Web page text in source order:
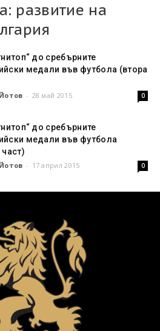
развитие на
до сребърните
медали във футбола (втора
- 28 май 2015 0
до сребърните
медали във футбола
- 17 април 2015 0